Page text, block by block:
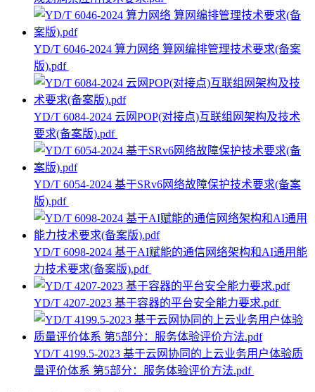
YD/T 6046-2024 算力网络 算网编排管理技术要求(备案
版).pdf
YD/T 6084-2024 云网POP(对接点)互联组网架构及技术
要求(备案版).pdf
YD/T 6054-2024 基于SRv6网络故障保护技术要求(备案
版).pdf
YD/T 6098-2024 基于AI赋能的通信网络架构和AI通用能
力技术要求(备案版).pdf
YD/T 4207-2023 基于容器的平台安全能力要求.pdf
YD/T 4199.5-2023 基于云网协同的上云业务用户体验质
量评价体系 第5部分：服务体验评价方法.pdf